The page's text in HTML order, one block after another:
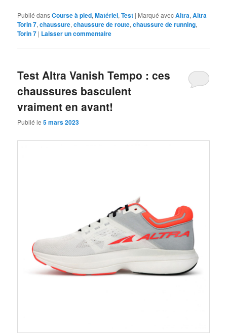
Publié dansCourse à pied,Matériel,Test | Marqué avecAltra,Altra
Torin 7,chaussure,chaussure de route,chaussure de running,
Torin 7 | Laisser un commentaire
Test Altra Vanish Tempo : ces
chaussures basculent
vraiment en avant!
Publié le5 mars 2023